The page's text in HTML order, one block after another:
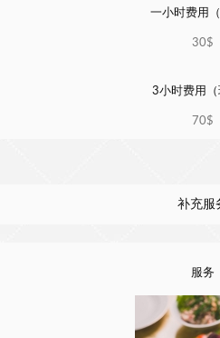
一小时费用（
30$
3小时费用（
70$
补充服
服务